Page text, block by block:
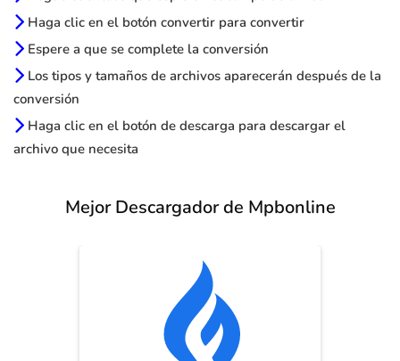
Haga clic en el botón convertir para convertir
Espere a que se complete la conversión
Los tipos y tamaños de archivos aparecerán después de la
conversión
Haga clic en el botón de descarga para descargar el
archivo que necesita
Mejor Descargador de Mpbonline